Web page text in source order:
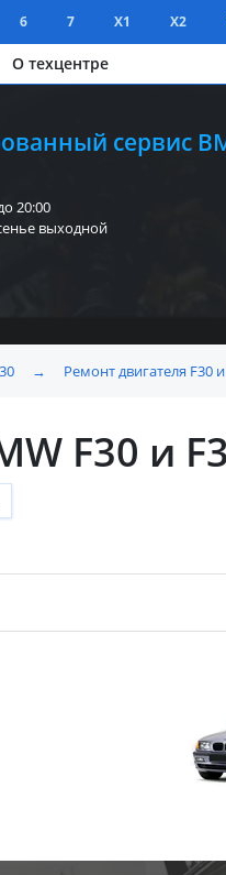
6 7 X1 X2
О техцентре
сервис
20:00
выходной
→ Ремонт двигателя F30
F30 и